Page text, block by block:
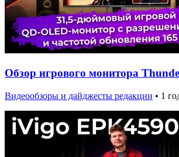
Обзор игрового монитора
Видеообзоры и дайджесты редакции • 1